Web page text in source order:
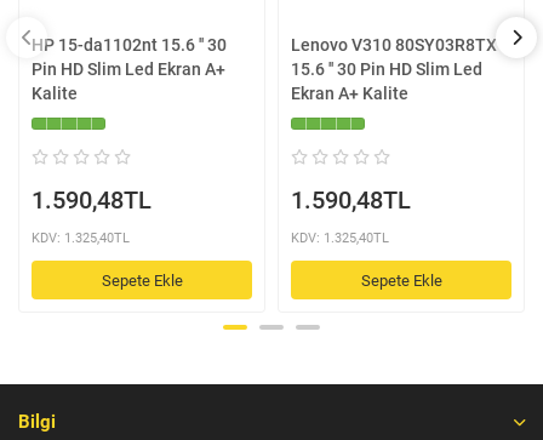
HP 15-da1102nt 15.6 '' 30
Pin HD Slim Led Ekran A+
Kalite
1.590,48TL
KDV: 1.325,40TL
Sepete Ekle
Lenovo V310 80SY03R8TX
15.6 '' 30 Pin HD Slim Led
Ekran A+ Kalite
1.590,48TL
KDV: 1.325,40TL
Sepete Ekle
Bilgi